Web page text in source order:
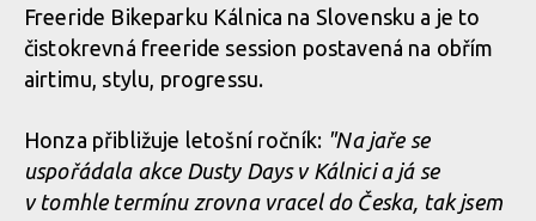
Freeride Bikeparku Kálnica na Slovensku a je to
čistokrevná freeride session postavená na obřím
airtimu, stylu, progressu.
Honza přibližuje letošní ročník: "Na jaře se
uspořádala akce Dusty Days v Kálnici a já se
v tomhle termínu zrovna vracel do Česka, tak jsem